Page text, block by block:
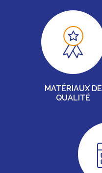
MATÉRIAUX DE
QUALITÉ